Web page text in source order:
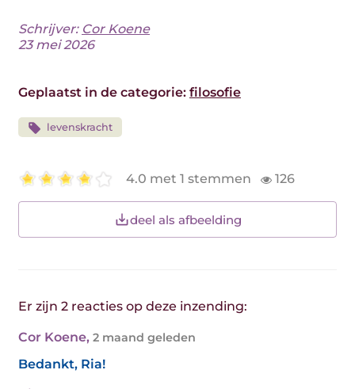
Schrijver: Cor Koene
23 mei 2026
Geplaatst in de categorie: filosofie
levenskracht
4.0 met 1 stemmen 126
deel als afbeelding
Er zijn 2 reacties op deze inzending:
Cor Koene, 2 maand geleden
Bedankt, Ria!